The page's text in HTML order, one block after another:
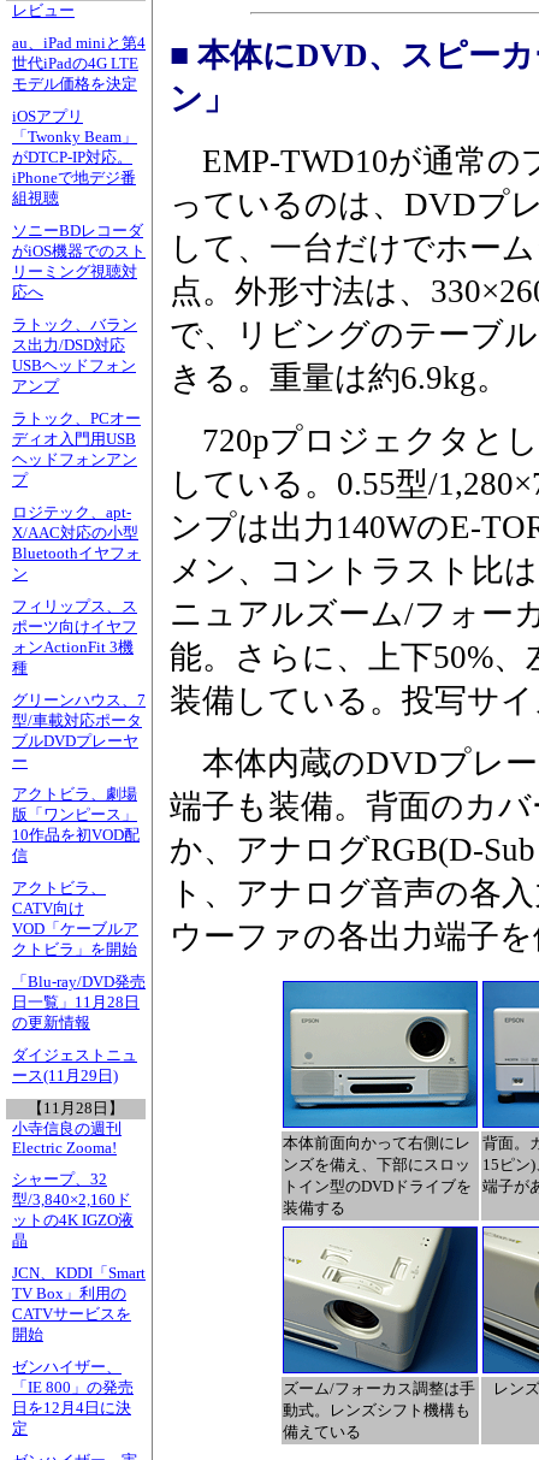
レビュー
au、iPad miniと第4
世代iPadの4G LTE
モデル価格を決定
iOSアプリ
「Twonky Beam」
がDTCP-IP対応。
iPhoneで地デジ番
組視聴
ソニーBDレコーダ
がiOS機器でのスト
リーミング視聴対
応へ
ラトック、バラン
ス出力/DSD対応
USBヘッドフォン
アンプ
ラトック、PCオー
ディオ入門用USB
ヘッドフォンアン
プ
ロジテック、apt-
X/AAC対応の小型
Bluetoothイヤフォ
ン
フィリップス、ス
ポーツ向けイヤフ
ォンActionFit 3機
種
グリーンハウス、7
型/車載対応ポータ
ブルDVDプレーヤ
ー
アクトビラ、劇場
版「ワンピース」
10作品を初VOD配
信
アクトビラ、
CATV向け
VOD「ケーブルア
クトビラ」を開始
「Blu-ray/DVD発売
日一覧」11月28日
の更新情報
ダイジェストニュ
ース(11月29日)
【11月28日】
小寺信良の週刊
Electric Zooma!
シャープ、32
型/3,840×2,160ド
ットの4K IGZO液
晶
JCN、KDDI「Smart
TV Box」利用の
CATVサービスを
開始
ゼンハイザー、
「IE 800」の発売
日を12月4日に決
定
■ 本体にDVD、スピー
ン」
EMP-TWD10が通常の
っているのは、DVDプ
して、一台だけでホー
点。外形寸法は、
で、リビングのテーブ
きる。重量は約6.9kg。
720pプロジェクタと
している。0.55型/
ンプは出力140WのE-
メン、コントラスト比
ニュアルズーム/フォー
能。さらに、上下50%
装備している。投写サ
本体内蔵のDVDプレ
端子も装備。背面のカ
か、アナログRGB(D-
ト、アナログ音声の各
ウーファの各出力端子
本体前面向かって右側にレ
ンズを備え、下部にスロッ
トイン型のDVDドライブを
装備する
背面。
15ピン
端子が
ズーム/フォーカス調整は手
動式。レンズシフト機構も
備えている
レン